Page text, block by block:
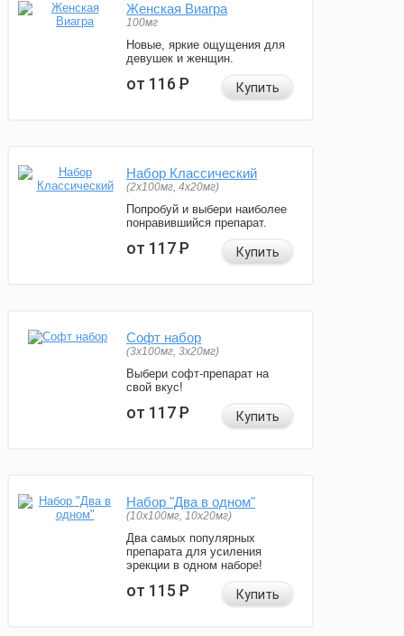
Женская Виагра
100мг
Новые, яркие ощущения для
девушек и женщин.
от 116Р Купить
Набор Классический
(2x100мг, 4x20мг)
Попробуй и выбери наиболее
понравившийся препарат.
от 117Р Купить
Софт набор
(3x100мг, 3x20мг)
Выбери софт-препарат на
свой вкус!
от 117Р Купить
Набор "Два в одном"
(10x100мг, 10x20мг)
Два самых популярных
препарата для усиления
эрекции в одном наборе!
от 115Р Купить